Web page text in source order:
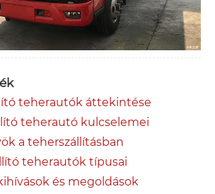
teherautók áttekintése
teherautó kulcselemei
a teherszállításban
teherautók típusai
és megoldások